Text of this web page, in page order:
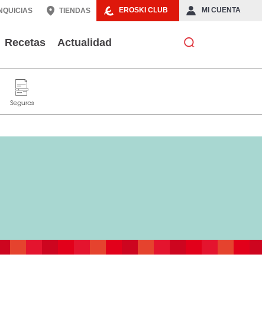
EROSKI CLUB MI CUENTA
TIENDAS
Recetas Actualidad